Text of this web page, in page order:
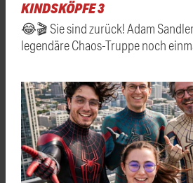
KINDSKÖPFE 3
😂🎬 Sie sind zurück! Adam
legendäre Chaos-Truppe noch